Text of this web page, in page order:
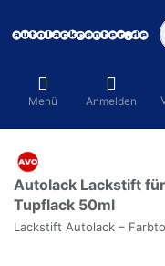
Menü Anmelden
Autolack Lackstift
Tupflack 50ml
Lackstift Autolack –